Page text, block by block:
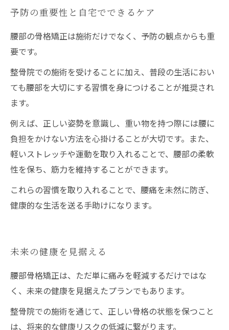
予防の重要性と自宅でできるケア
腰部の骨格矯正は施術だけでなく、予防の観点からも重
要です。
整骨院での施術を受けることに加え、普段の生活におい
ても腰部を大切にする習慣を身につけることが推奨され
ます。
例えば、正しい姿勢を意識し、重い物を持つ際には腰に
負担をかけない方法を心掛けることが大切です。また、
軽いストレッチや運動を取り入れることで、腰部の柔軟
性を保ち、筋力を維持することができます。
これらの習慣を取り入れることで、腰痛を未然に防ぎ、
健康的な生活を送る手助けになります。
未来の健康を見据える
腰部骨格矯正は、ただ単に痛みを軽減するだけではな
く、未来の健康を見据えたプランでもあります。
整骨院での施術を通じて、正しい骨格の状態を保つこと
は、将来的な健康リスクの低減に繋がります。